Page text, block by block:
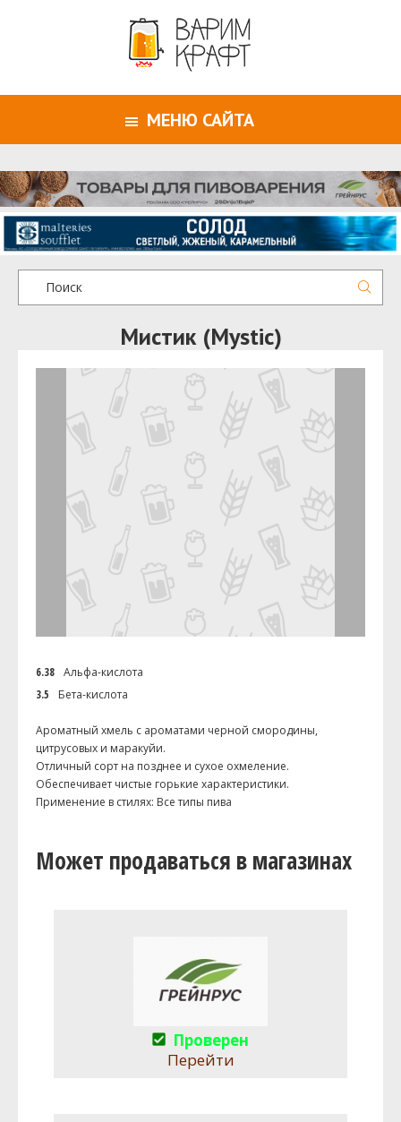
МЕНЮ САЙТА
Мистик (Mystic)
6.38 Альфа-кислота
3.5
Бета-кислота
Ароматный хмель с ароматами черной смородины,
цитрусовых и маракуйи.
Отличный сорт на позднее и сухое охмеление.
Обеспечивает чистые горькие характеристики.
Применение в стилях: Все типы пива
Может продаваться в магазинах
Проверен
Перейти